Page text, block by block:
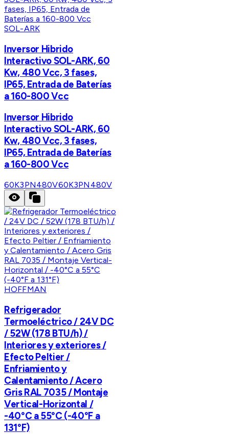
SOL-ARK
Inversor Hibrido
Interactivo SOL-ARK, 60
Kw, 480 Vcc, 3 fases,
IP65, Entrada de Baterías
a 160-800 Vcc
Inversor Hibrido
Interactivo SOL-ARK, 60
Kw, 480 Vcc, 3 fases,
IP65, Entrada de Baterías
a 160-800 Vcc
60K3PN480V60K3PN480V
HOFFMAN
Refrigerador
Termoeléctrico / 24V DC
/ 52W (178 BTU/h) /
Interiores y exteriores /
Efecto Peltier /
Enfriamiento y
Calentamiento / Acero
Gris RAL 7035 / Montaje
Vertical-Horizontal /
-40°C a 55°C (-40°F a
131°F)